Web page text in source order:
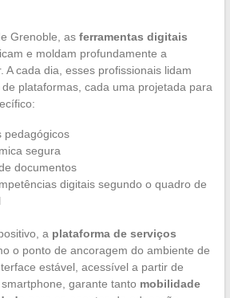
Grenoble, as ferramentas digitais
e moldam profundamente a
A cada dia, esses profissionais lidam
plataformas, cada uma projetada para
pedagógicos
segura
documentos
digitais segundo o quadro de
a plataforma de serviços
o ponto de ancoragem do ambiente de
estável, acessível a partir de
garante tanto mobilidade